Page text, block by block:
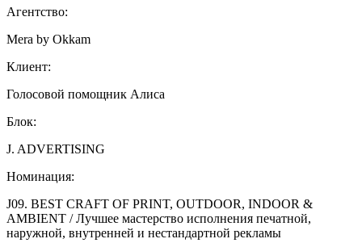
Агентство:
Mera by Okkam
Клиент:
Голосовой помощник Алиса
Блок:
J. ADVERTISING
Номинация:
J09. BEST CRAFT OF PRINT, OUTDOOR, INDOOR &
AMBIENT / Лучшее мастерство исполнения печатной,
наружной, внутренней и нестандартной рекламы